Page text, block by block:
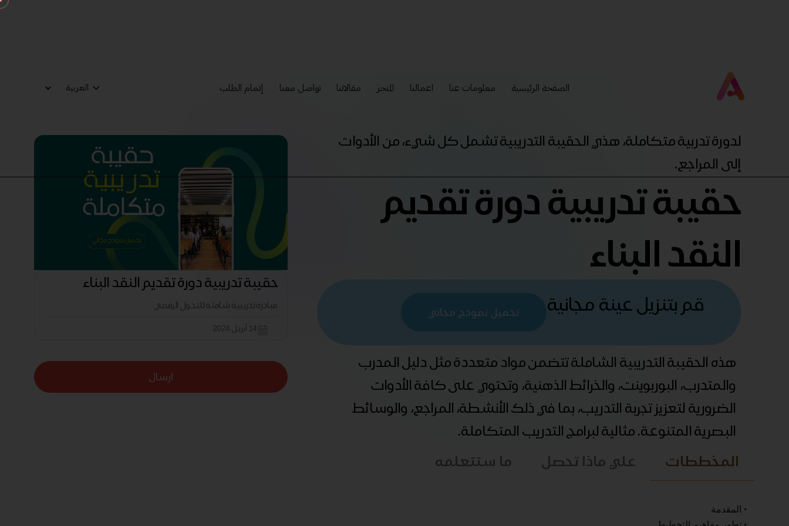
الصفحة الرئيسية معلومات عنا اعمالنا المتجر مقالاتنا تواصل معنا إتمام الطلب
لدورة تدربية متكاملة، هذي الحقيبة التدريبية تشمل كل شيء، من الأدوات
إلى المراجع.
حقيبة تدريبية دورة تقديم
النقد البناء
قم بتنزيل عينة مجانية تحميل نموذج مجاني
هذه الحقيبة التدريبية الشاملة تتضمن مواد متعددة مثل دليل المدرب
والمتدرب، البوربوينت، والخرائط الذهنية، وتحتوي على كافة الأدوات
الضرورية لتعزيز تجربة التدريب، بما في ذلك الأنشطة، المراجع، والوسائط
البصرية المتنوعة. مثالية لبرامج التدريب المتكاملة.
حقيبة تدريبية دورة تقديم النقد البناء
مبادرة تدريبية شاملة للتحول الرقمي
14 أبريل 2024
ارسال
المخططات علي ماذا تحصل ما ستتعلمه
• المقدمة